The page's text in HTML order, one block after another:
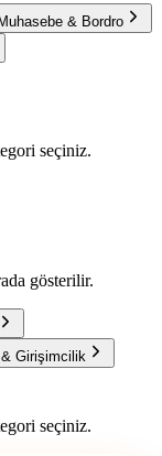
& Bordro
seçiniz.
gösterilir.
& Girişimcilik
seçiniz.